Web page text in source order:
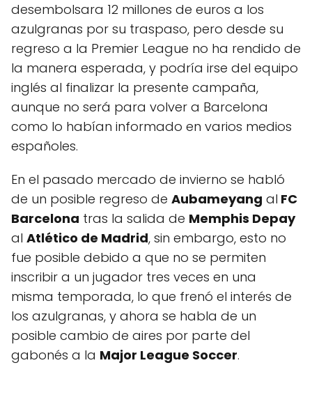
desembolsara 12 millones de euros a los
azulgranas por su traspaso, pero desde su
regreso a la Premier League no ha rendido de
la manera esperada, y podría irse del equipo
inglés al finalizar la presente campaña,
aunque no será para volver a Barcelona
como lo habían informado en varios medios
españoles.
En el pasado mercado de invierno se habló
de un posible regreso de Aubameyang al FC
Barcelona tras la salida de Memphis Depay
al Atlético de Madrid, sin embargo, esto no
fue posible debido a que no se permiten
inscribir a un jugador tres veces en una
misma temporada, lo que frenó el interés de
los azulgranas, y ahora se habla de un
posible cambio de aires por parte del
gabonés a la Major League Soccer.